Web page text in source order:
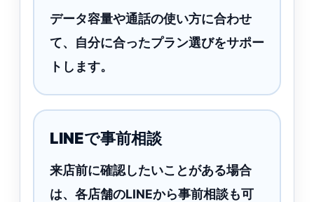
データ容量や通話の使い方に合わせ
て、自分に合ったプラン選びをサポー
トします。
LINEで事前相談
来店前に確認したいことがある場合
は、各店舗のLINEから事前相談も可